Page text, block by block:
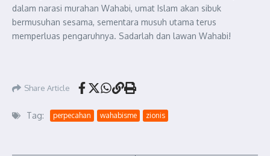
dalam narasi murahan Wahabi, umat Islam akan sibuk
bermusuhan sesama, sementara musuh utama terus
memperluas pengaruhnya. Sadarlah dan lawan Wahabi!
Share Article
Tag: perpecahan wahabisme zionis